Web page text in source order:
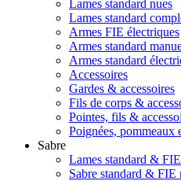
Lames standard nues
Lames standard
Armes FIE électriques
Armes standard
Armes standard
Accessoires
Gardes & accessoires
Fils de corps &
Pointes, fils &
Poignées, pommeaux
Sabre
Lames standard & FIE
Sabre standard & FIE